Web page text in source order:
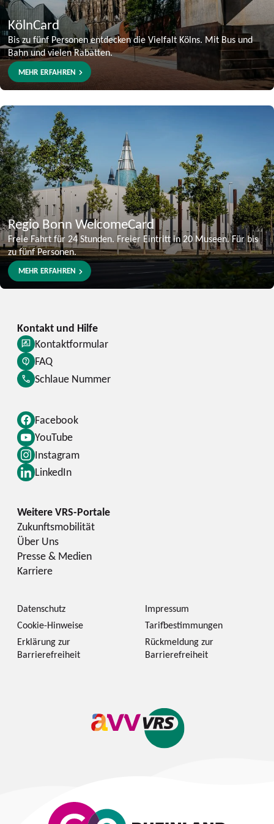
KölnCard
Bis zu fünf Personen entdecken die Vielfalt Kölns. Mit Bus und
Bahn und vielen Rabatten.
MEHR ERFAHREN
Regio Bonn WelcomeCard
Freie Fahrt für 24 Stunden. Freier Eintritt in 20 Museen. Für bis
zu fünf Personen.
MEHR ERFAHREN
Facebook
YouTube
Instagram
LinkedIn
Kontaktformular
FAQ
Schlaue Nummer
Zukunftsmobilität
Über Uns
Presse & Medien
Karriere
Datenschutz
Impressum
Cookie-Hinweise
Tarifbestimmungen
Erklärung zur
Barrierefreiheit
Rückmeldung zur
Barrierefreiheit